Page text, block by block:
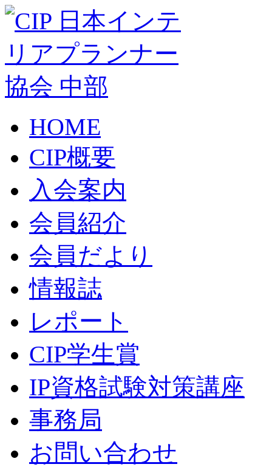
HOME
CIP概要
入会案内
会員紹介
会員だより
情報誌
レポート
CIP学生賞
IP資格試験対策講座
事務局
お問い合わせ